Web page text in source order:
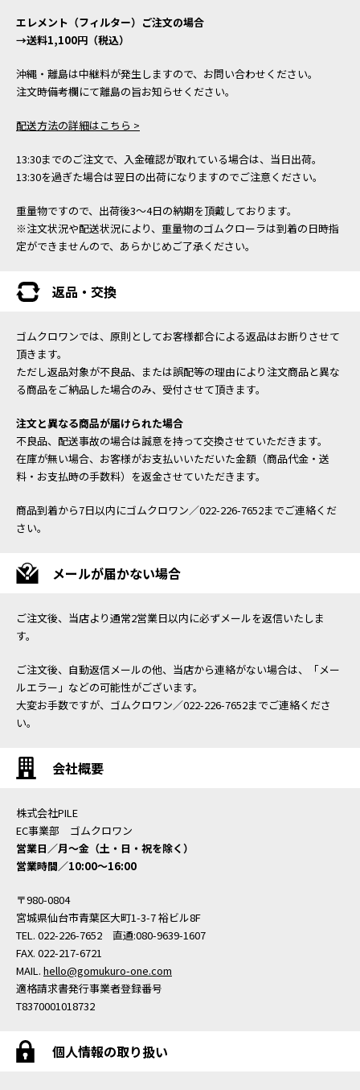
エレメント（フィルター）ご注文の場合
→送料1,100円（税込）
沖縄・離島は中継料が発生しますので、お問い合わせください。
注文時備考欄にて離島の旨お知らせください。
配送方法の詳細はこちら >
13:30までのご注文で、入金確認が取れている場合は、当日出荷。
13:30を過ぎた場合は翌日の出荷になりますのでご注意ください。
重量物ですので、出荷後3～4日の納期を頂戴しております。
※注文状況や配送状況により、重量物のゴムクローラは到着の日時指
定ができませんので、あらかじめご了承ください。
返品・交換
ゴムクロワンでは、原則としてお客様都合による返品はお断りさせて
頂きます。
ただし返品対象が不良品、または誤配等の理由により注文商品と異な
る商品をご納品した場合のみ、受付させて頂きます。
注文と異なる商品が届けられた場合
不良品、配送事故の場合は誠意を持って交換させていただきます。
在庫が無い場合、お客様がお支払いいただいた金額（商品代金・送
料・お支払時の手数料）を返金させていただきます。
商品到着から7日以内にゴムクロワン／022-226-7652までご連絡くだ
さい。
メールが届かない場合
ご注文後、当店より通常2営業日以内に必ずメールを返信いたしま
す。
ご注文後、自動返信メールの他、当店から連絡がない場合は、「メー
ルエラー」などの可能性がございます。
大変お手数ですが、ゴムクロワン／022-226-7652までご連絡くださ
い。
会社概要
株式会社PILE
EC事業部 ゴムクロワン
営業日／月〜金（土・日・祝を除く）
営業時間／10:00〜16:00
〒980-0804
宮城県仙台市青葉区大町1-3-7 裕ビル8F
TEL. 022-226-7652 直通:080-9639-1607
FAX. 022-217-6721
MAIL. hello@gomukuro-one.com
適格請求書発行事業者登録番号
T8370001018732
個人情報の取り扱い